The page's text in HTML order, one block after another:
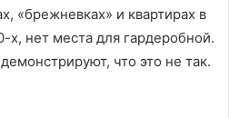
«брежневках» и квартирах в
х, нет места для гардеробной.
что это не так.